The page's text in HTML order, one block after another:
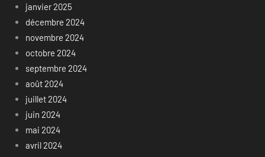
janvier 2025
décembre 2024
novembre 2024
octobre 2024
septembre 2024
août 2024
juillet 2024
juin 2024
mai 2024
avril 2024